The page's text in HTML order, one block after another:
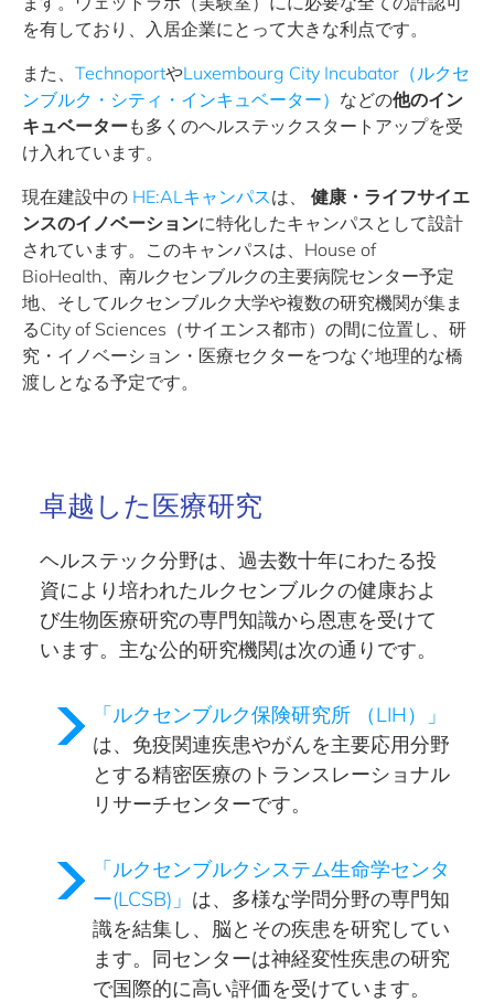
を有しており、入居企業にとって大きな利点です。
また、 TechnoportやLuxembourg City Incubator（ルクセ
ンブルク・シティ・インキュベーター） などの他のイン
キュベーターも多くのヘルステックスタートアップを受
け入れています。
現在建設中の HE:ALキャンパスは、 健康・ライフサイエ
ンスのイノベーションに特化したキャンパスとして設計
されています。このキャンパスは、House of
BioHealth、南ルクセンブルクの主要病院センター予定
地、そしてルクセンブルク大学や複数の研究機関が集ま
るCity of Sciences（サイエンス都市）の間に位置し、研
究・イノベーション・医療セクターをつなぐ地理的な橋
渡しとなる予定です。
卓越した医療研究
ヘルステック分野は、過去数十年にわたる投
資により培われたルクセンブルクの健康およ
び生物医療研究の専門知識から恩恵を受けて
います。主な公的研究機関は次の通りです。
「ルクセンブルク保険研究所 （LIH）」
は、免疫関連疾患やがんを主要応用分野
とする精密医療のトランスレーショナル
リサーチセンターです。
「ルクセンブルクシステム生命学センタ
ー(LCSB)」 は、多様な学問分野の専門知
識を結集し、 脳とその疾患を研究 してい
ます。同センターは神経変性疾患の研究
で国際的に高い評価を受けています。